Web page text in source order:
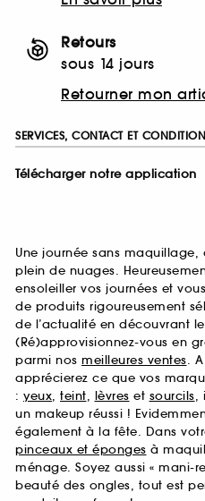
Retours
sous 14 jours
Retourner mon
SERVICES, CONTACT ET
Télécharger notre application
Une journée sans
plein de nuages.
ensoleiller vos journées et
de produits rigoureusement
de l’actualité en découvrant
(Ré)approvisionnez-vous en
parmi nos meilleures ventes.
apprécierez ce que vos
: yeux, teint, lèvres et sourcils,
un makeup réussi !
également à la fête. Dans
pinceaux et éponges à
ménage. Soyez aussi « mani-
beauté des ongles, tout est